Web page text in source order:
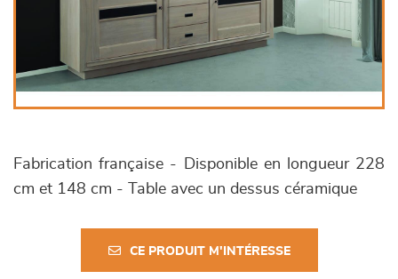
Fabrication française - Disponible en longueur 228
cm et 148 cm - Table avec un dessus céramique
CE PRODUIT M'INTÉRESSE